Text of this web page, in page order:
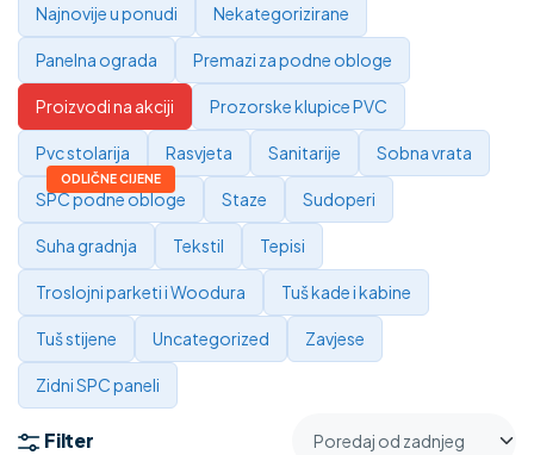
Najnovije u ponudi Nekategorizirane
Panelna ograda Premazi za podne obloge
Proizvodi na akciji Prozorske klupice PVC
Pvc stolarija Rasvjeta Sanitarije Sobna vrata
SPC podne obloge Staze Sudoperi
Suha gradnja Tekstil Tepisi
Troslojni parketi i Woodura Tuš kade i kabine
Tuš stijene Uncategorized Zavjese
Zidni SPC paneli
Filter